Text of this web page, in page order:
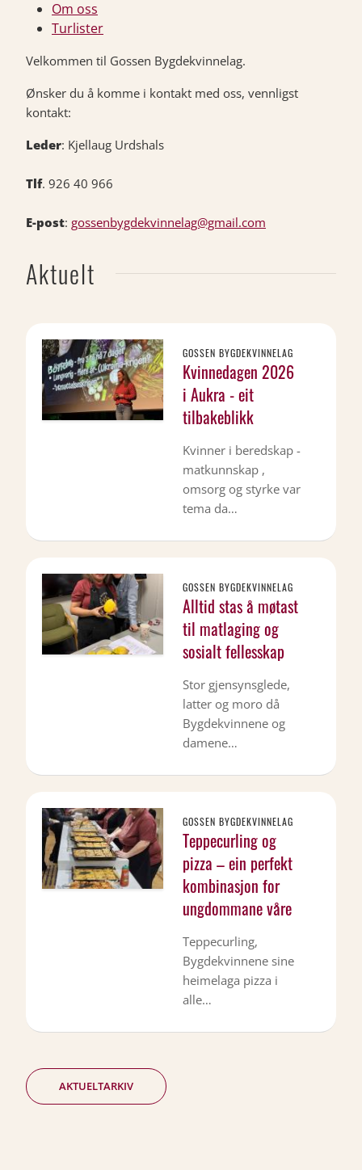
Om oss
Turlister
Velkommen til Gossen Bygdekvinnelag.
Ønsker du å komme i kontakt med oss, vennligst
kontakt:
Leder: Kjellaug Urdshals
Tlf. 926 40 966
E-post: gossenbygdekvinnelag@gmail.com
Aktuelt
GOSSEN BYGDEKVINNELAG
Kvinnedagen 2026
i Aukra - eit
tilbakeblikk
Kvinner i beredskap -
matkunnskap ,
omsorg og styrke var
tema da…
GOSSEN BYGDEKVINNELAG
Alltid stas å møtast
til matlaging og
sosialt fellesskap
Stor gjensynsglede,
latter og moro då
Bygdekvinnene og
damene…
GOSSEN BYGDEKVINNELAG
Teppecurling og
pizza – ein perfekt
kombinasjon for
ungdommane våre
Teppecurling,
Bygdekvinnene sine
heimelaga pizza i
alle…
AKTUELTARKIV